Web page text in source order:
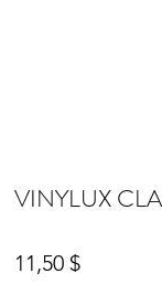
VINYLUX
11,50 $Prix